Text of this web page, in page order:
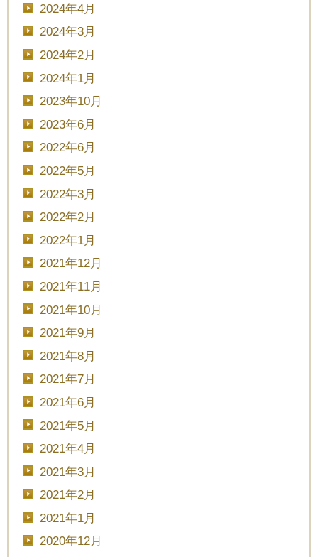
2024年4月
2024年3月
2024年2月
2024年1月
2023年10月
2023年6月
2022年6月
2022年5月
2022年3月
2022年2月
2022年1月
2021年12月
2021年11月
2021年10月
2021年9月
2021年8月
2021年7月
2021年6月
2021年5月
2021年4月
2021年3月
2021年2月
2021年1月
2020年12月
時間を選択してください